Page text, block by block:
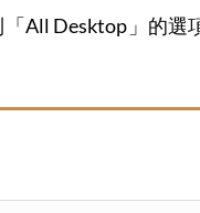
All Desktop」的選